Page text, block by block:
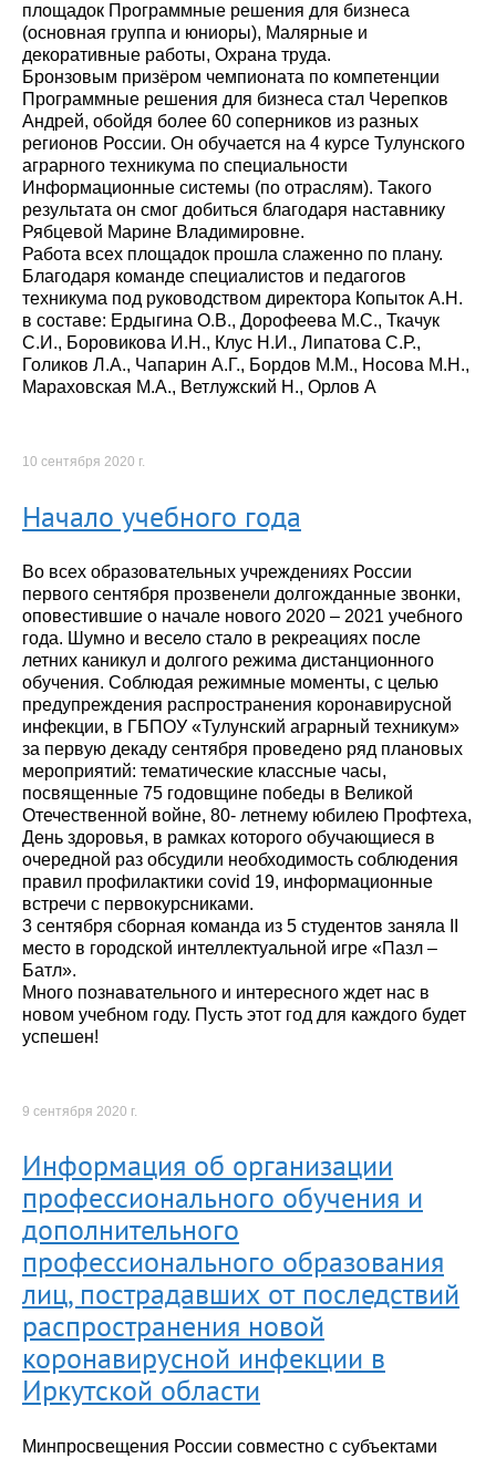
площадок Программные решения для бизнеса
(основная группа и юниоры), Малярные и
декоративные работы, Охрана труда.
Бронзовым призёром чемпионата по компетенции
Программные решения для бизнеса стал Черепков
Андрей, обойдя более 60 соперников из разных
регионов России. Он обучается на 4 курсе Тулунского
аграрного техникума по специальности
Информационные системы (по отраслям). Такого
результата он смог добиться благодаря наставнику
Рябцевой Марине Владимировне.
Работа всех площадок прошла слаженно по плану.
Благодаря команде специалистов и педагогов
техникума под руководством директора Копыток А.Н.
в составе: Ердыгина О.В., Дорофеева М.С., Ткачук
С.И., Боровикова И.Н., Клус Н.И., Липатова С.Р.,
Голиков Л.А., Чапарин А.Г., Бордов М.М., Носова М.Н.,
Мараховская М.А., Ветлужский Н., Орлов А
10 сентября 2020 г.
Начало учебного года
Во всех образовательных учреждениях России
первого сентября прозвенели долгожданные звонки,
оповестившие о начале нового 2020 – 2021 учебного
года. Шумно и весело стало в рекреациях после
летних каникул и долгого режима дистанционного
обучения. Соблюдая режимные моменты, с целью
предупреждения распространения коронавирусной
инфекции, в ГБПОУ «Тулунский аграрный техникум»
за первую декаду сентября проведено ряд плановых
мероприятий: тематические классные часы,
посвященные 75 годовщине победы в Великой
Отечественной войне, 80- летнему юбилею Профтеха,
День здоровья, в рамках которого обучающиеся в
очередной раз обсудили необходимость соблюдения
правил профилактики covid 19, информационные
встречи с первокурсниками.
3 сентября сборная команда из 5 студентов заняла II
место в городской интеллектуальной игре «Пазл –
Батл».
Много познавательного и интересного ждет нас в
новом учебном году. Пусть этот год для каждого будет
успешен!
9 сентября 2020 г.
Информация об организации
профессионального обучения и
дополнительного
профессионального образования
лиц, пострадавших от последствий
распространения новой
коронавирусной инфекции в
Иркутской области
Минпросвещения России совместно с субъектами